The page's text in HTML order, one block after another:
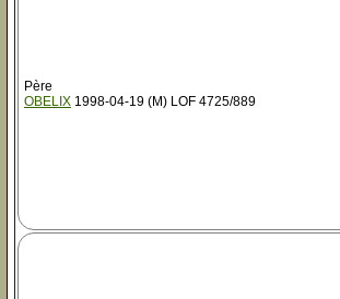
Père
OBELIX 1998-04-19 (M) LOF 4725/889